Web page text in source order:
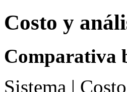
Costo y
Comparativa
Sistema |